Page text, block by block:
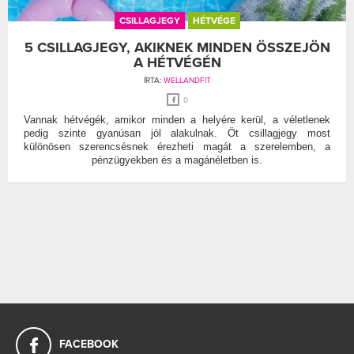
CSILLAGJEGY HÉTVÉGE
5 CSILLAGJEGY, AKIKNEK MINDEN ÖSSZEJÖN
A HÉTVÉGÉN
ÍRTA: WELLANDFIT
0
Vannak hétvégék, amikor minden a helyére kerül, a véletlenek
pedig szinte gyanúsan jól alakulnak. Öt csillagjegy most
különösen szerencsésnek érezheti magát a szerelemben, a
pénzügyekben és a magánéletben is.
FACEBOOK